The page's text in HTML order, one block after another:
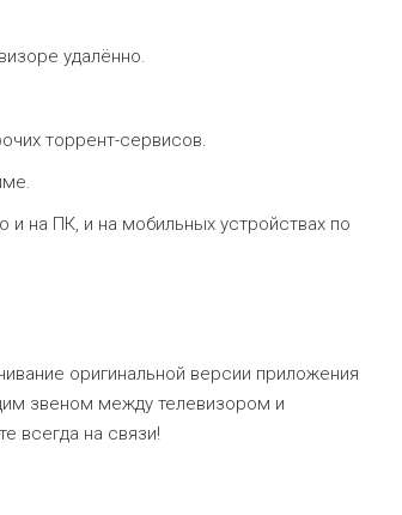
удалённо.
торрент-сервисов.
на ПК, и на мобильных устройствах по
оригинальной версии приложения
звеном между телевизором и
всегда на связи!